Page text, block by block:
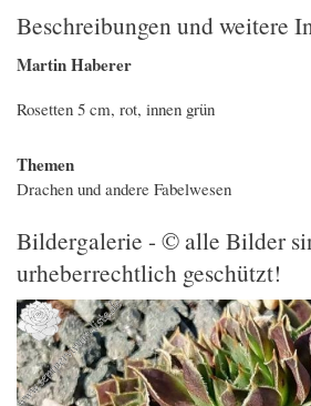
Beschreibungen und weitere
Martin Haberer
Rosetten 5 cm, rot, innen grün
Themen
Drachen und andere Fabelwesen
Bildergalerie - © alle Bilder
urheberrechtlich geschützt!